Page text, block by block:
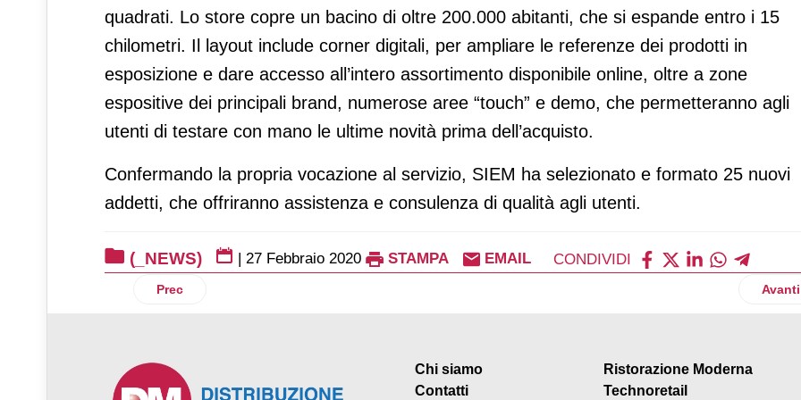
quadrati. Lo store copre un bacino di oltre 200.000 abitanti, che si espande entro i 15
chilometri. Il layout include corner digitali, per ampliare le referenze dei prodotti in
esposizione e dare accesso all’intero assortimento disponibile online, oltre a zone
espositive dei principali brand, numerose aree “touch” e demo, che permetteranno agli
utenti di testare con mano le ultime novità prima dell’acquisto.
Confermando la propria vocazione al servizio, SIEM ha selezionato e formato 25 nuovi
addetti, che offriranno assistenza e consulenza di qualità agli utenti.
(_NEWS) | 27 Febbraio 2020 STAMPA EMAIL CONDIVIDI
Articolo precedente: San Carlo: al via il concorso "Crea la nuova più gusto"
Prec Avanti
Chi siamo
Contatti
Ristorazione Moderna
Technoretail